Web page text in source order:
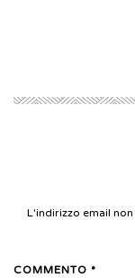
L'indirizzo email
COMMENTO *